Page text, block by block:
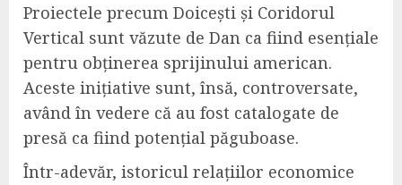
Proiectele precum Doicești și Coridorul
Vertical sunt văzute de Dan ca fiind esențiale
pentru obținerea sprijinului american.
Aceste inițiative sunt, însă, controversate,
având în vedere că au fost catalogate de
presă ca fiind potențial păguboase.
Într-adevăr, istoricul relațiilor economice